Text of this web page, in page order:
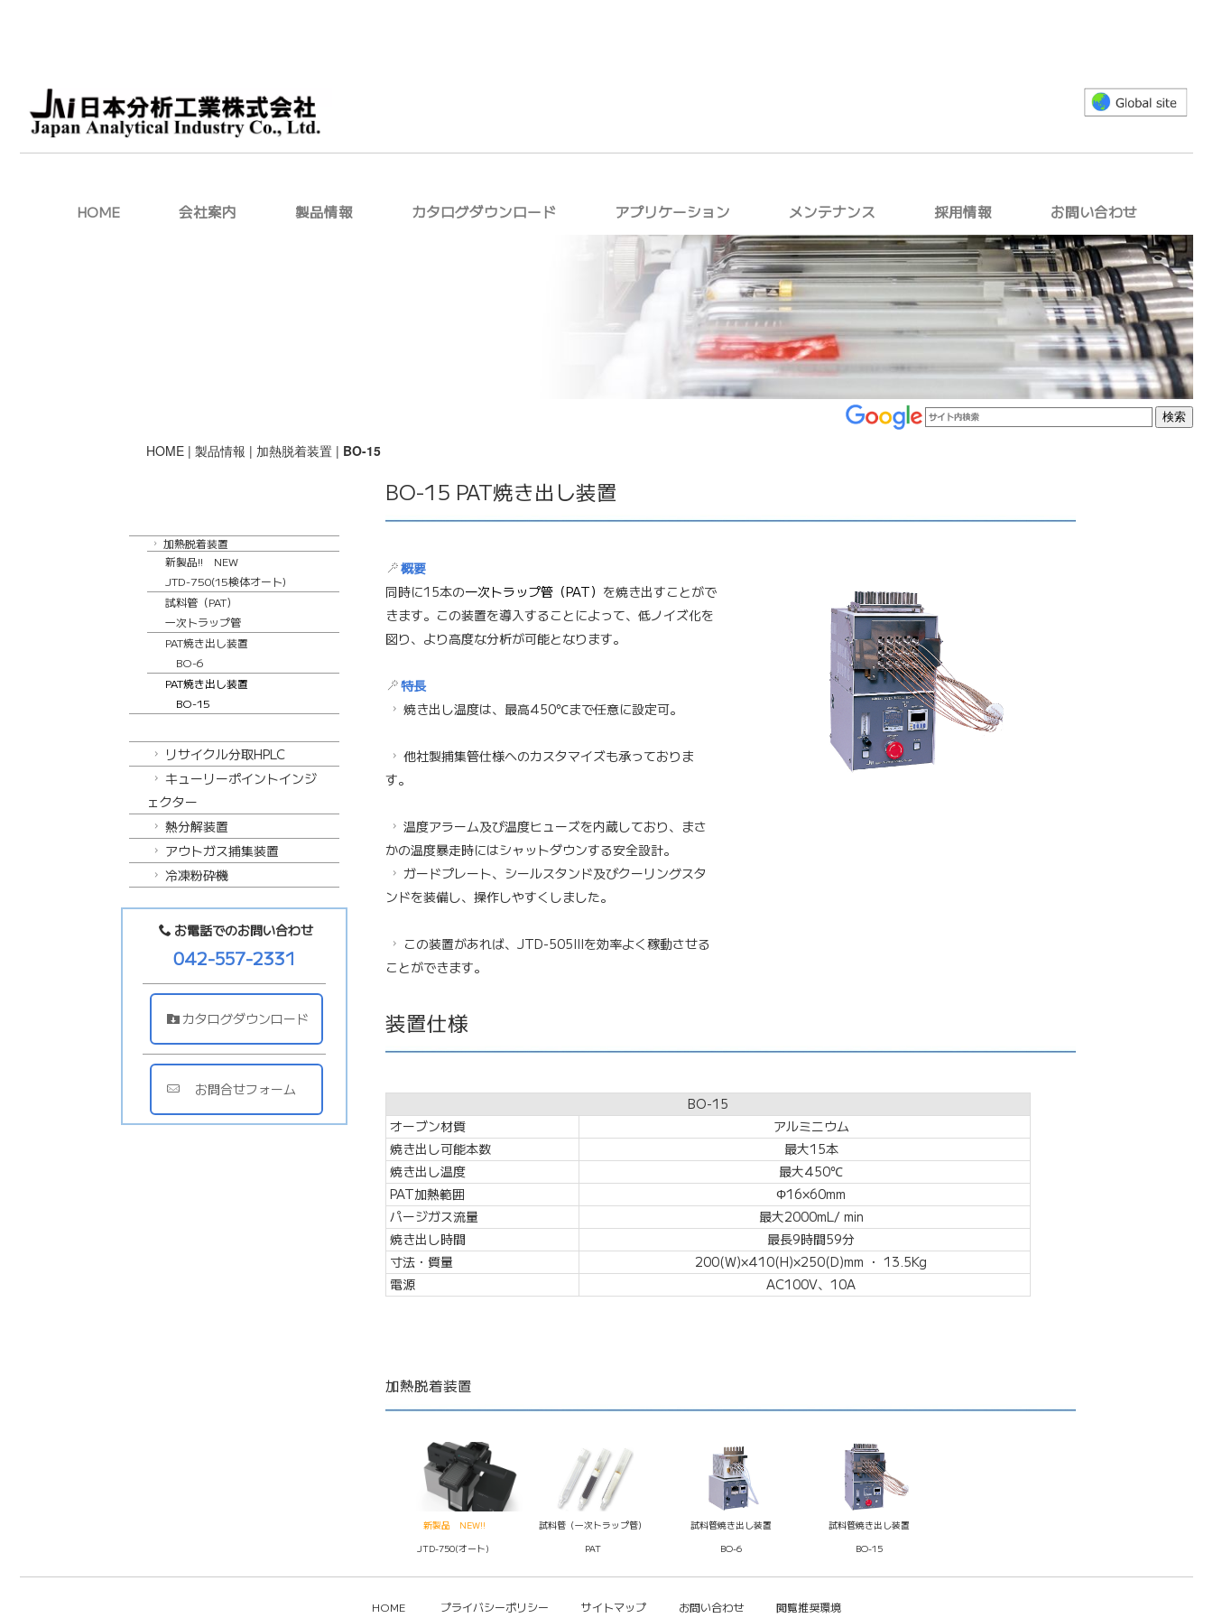
HOME 会社案内 製品情報 カタログダウンロード アプリケーション メンテナンス 採用情報 お問い合わせ
HOME | 製品情報 | 加熱脱着装置 | BO-15
BO-15 PAT焼き出し装置
概要
同時に15本の一次トラップ管（PAT） を焼き出すことがで
きます。この装置を導入することによって、低ノイズ化を
図り、より高度な分析が可能となります。
特長
焼き出し温度は、最高450℃まで任意に設定可。
他社製捕集管仕様へのカスタマイズも承っておりま
す。
温度アラーム及び温度ヒューズを内蔵しており、 まさ
かの温度暴走時にはシャットダウンする安全設計。
ガードプレート、シールスタンド及びクーリングスタ
ンドを装備し、 操作しやすくしました。
この装置があれば、JTD-505IIIを効率よく稼動させる
ことができます。
装置仕様
BO-15
オーブン材質
アルミニウム
焼き出し可能本数
最大15本
焼き出し温度
最大450℃
PAT加熱範囲
Φ16×60mm
パージガス流量
最大2000mL/ min
焼き出し時間
最長9時間59分
寸法・質量
200(W)×410(H)×250(D)mm ・ 13.5Kg
電源
AC100V、10A
加熱脱着装置
新製品 NEW!!
JTD-750(オート)
試料管（一次トラップ管）
PAT
試料管焼き出し装置
BO-6
試料管焼き出し装置
BO-15
加熱脱着装置
新製品!! NEW
JTD-750(15検体オート)
試料管（PAT）
一次トラップ管
PAT焼き出し装置
BO-6
PAT焼き出し装置
BO-15
リサイクル分取HPLC
キューリーポイントインジ
ェクター
熱分解装置
アウトガス捕集装置
冷凍粉砕機
お電話でのお問い合わせ
042-557-2331
カタログダウンロード
お問合せフォーム
HOME プライバシーポリシー サイトマップ お問い合わせ 閲覧推奨環境